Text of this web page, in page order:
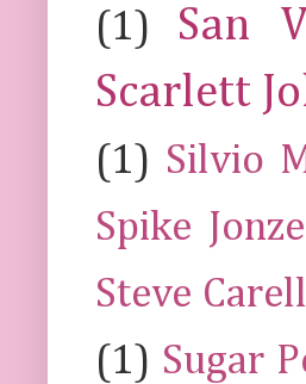
(1)
San
Scarlett
(1) Silvio
Spike Jonze
Steve Carell
(1) Sugar